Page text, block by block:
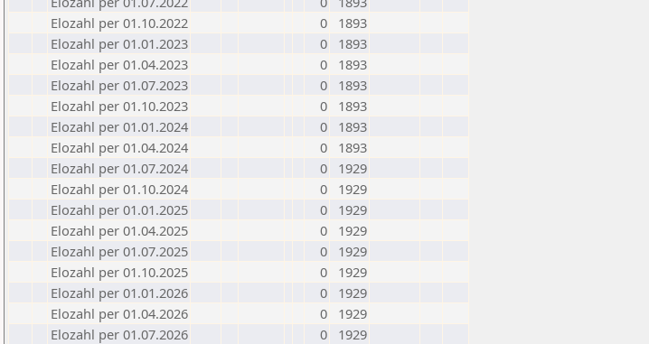
Elozahl per 01.10.2022
0
1893
Elozahl per 01.01.2023
0
1893
Elozahl per 01.04.2023
0
1893
Elozahl per 01.07.2023
0
1893
Elozahl per 01.10.2023
0
1893
Elozahl per 01.01.2024
0
1893
Elozahl per 01.04.2024
0
1893
Elozahl per 01.07.2024
0
1929
Elozahl per 01.10.2024
0
1929
Elozahl per 01.01.2025
0
1929
Elozahl per 01.04.2025
0
1929
Elozahl per 01.07.2025
0
1929
Elozahl per 01.10.2025
0
1929
Elozahl per 01.01.2026
0
1929
Elozahl per 01.04.2026
0
1929
Elozahl per 01.07.2026
0 1929